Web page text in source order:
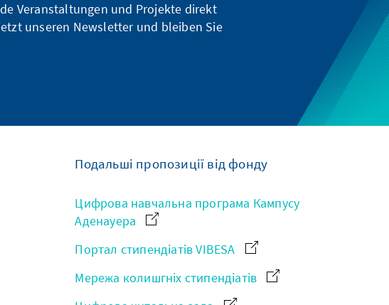
Veranstaltungen und Projekte direkt
unseren Newsletter und bleiben Sie
Подальші пропозиції від фонду
Цифрова навчальна програма Кампусу
Аденауера
Портал стипендіатів VIBESA
Мережа колишгніх стипендіатів